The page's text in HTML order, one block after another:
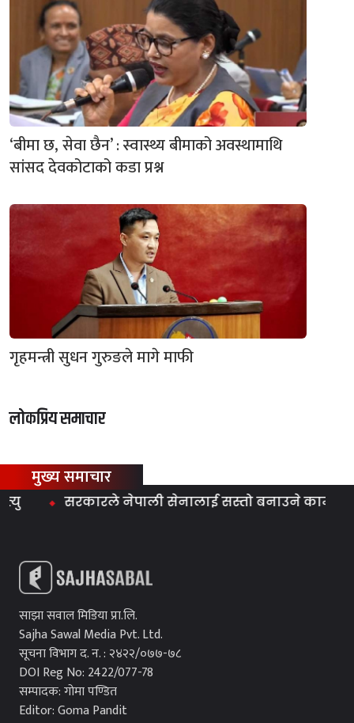
‘बीमा छ, सेवा छैन’ : स्वास्थ्य बीमाको अवस्थामाथि
सांसद देवकोटाको कडा प्रश्न
गृहमन्त्री सुधन गुरुङले मागे माफी
लोकप्रिय समाचार
मुख्य समाचार
सरकारले नेपाली सेनालाई सस्तो बनाउने काम गर्‍यो :
साझा सवाल मिडिया प्रा.लि.
Sajha Sawal Media Pvt. Ltd.
सूचना विभाग द. न. : २४२२/०७७-७८
DOI Reg No: 2422/077-78
सम्पादक: गोमा पण्डित
Editor: Goma Pandit